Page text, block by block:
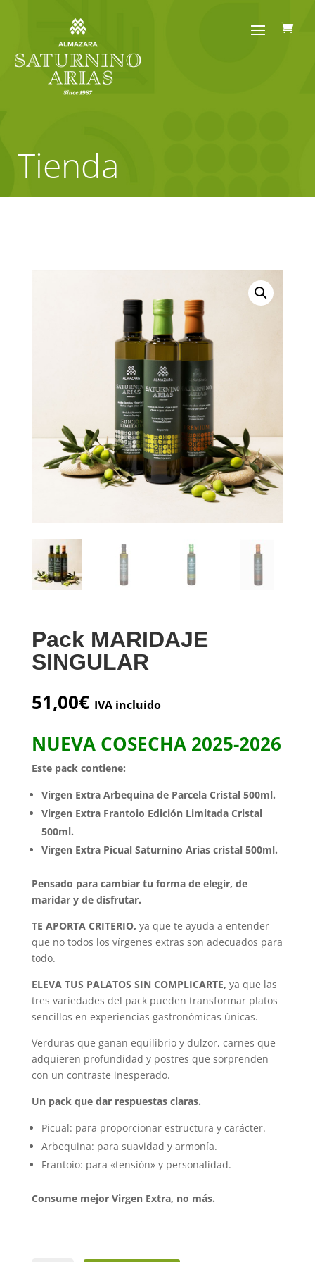
Tienda
Pack MARIDAJE
SINGULAR
51,00€ IVA incluido
NUEVA COSECHA 2025-2026
Este pack contiene:
Virgen Extra Arbequina de Parcela Cristal 500ml.
Virgen Extra Frantoio Edición Limitada Cristal
500ml.
Virgen Extra Picual Saturnino Arias cristal 500ml.
Pensado para cambiar tu forma de elegir, de
maridar y de disfrutar.
TE APORTA CRITERIO, ya que te ayuda a entender
que no todos los vírgenes extras son adecuados para
todo.
ELEVA TUS PALATOS SIN COMPLICARTE, ya que las
tres variedades del pack pueden transformar platos
sencillos en experiencias gastronómicas únicas.
Verduras que ganan equilibrio y dulzor, carnes que
adquieren profundidad y postres que sorprenden
con un contraste inesperado.
Un pack que dar respuestas claras.
Picual: para proporcionar estructura y carácter.
Arbequina: para suavidad y armonía.
Frantoio: para «tensión» y personalidad.
Consume mejor Virgen Extra, no más.